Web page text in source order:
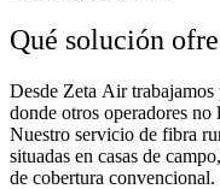
Qué solución
Desde Zeta Air trabajamos
donde otros operadores
Nuestro servicio de fibra
situadas en casas de
de cobertura convencional.